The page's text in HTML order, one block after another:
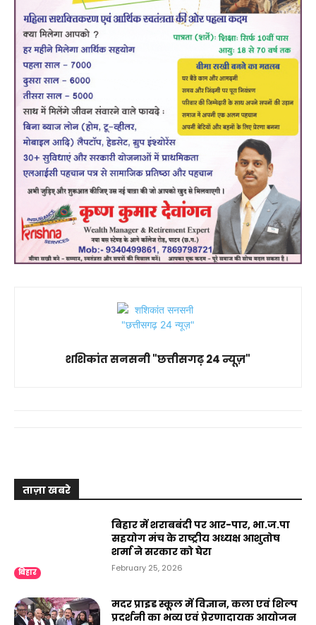
शशिकांत सनसनी "छत्तीसगढ़ 24 न्यूज़"
ताज़ा खबरे
बिहार
बिहार में शराबबंदी पर आर-पार, भा.ज.पा
सहयोग मंच के राष्ट्रीय अध्यक्ष आशुतोष
शर्मा ने सरकार को घेरा
February 25, 2026
मदर प्राइड स्कूल में विज्ञान, कला एवं शिल्प
प्रदर्शनी का भव्य एवं प्रेरणादायक आयोजन